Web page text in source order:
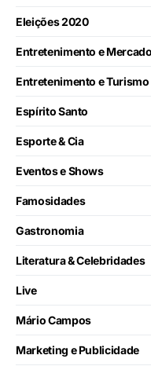
Eleições 2020
Entretenimento e Mercado
Entretenimento e Turismo
Espírito Santo
Esporte & Cia
Eventos e Shows
Famosidades
Gastronomia
Literatura & Celebridades
Live
Mário Campos
Marketing e Publicidade